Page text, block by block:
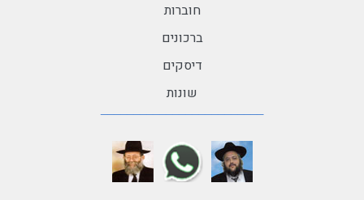
חוברות
ברכונים
דיסקים
שונות